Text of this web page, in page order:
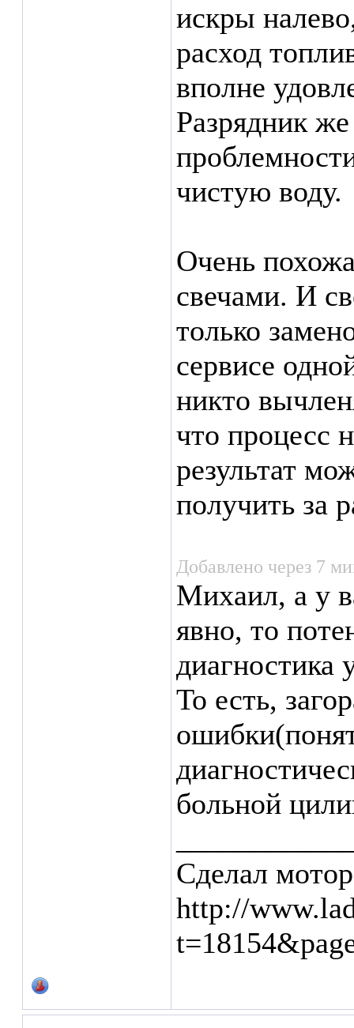
искры
расход
вполне
Разрядник
чистую воду.
Очень
свечами. И
только
сервисе
никто
что процесс
результат
получить за
Добавлено через 7
Михаил, а у
явно, то
диагностика
То есть,
больной
Сделал
http://